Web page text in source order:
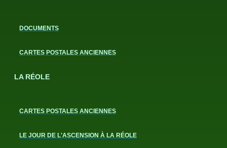
DOCUMENTS
CARTES POSTALES ANCIENNES
LA RÉOLE
CARTES POSTALES ANCIENNES
LE JOUR DE L'ASCENSION À LA RÉOLE